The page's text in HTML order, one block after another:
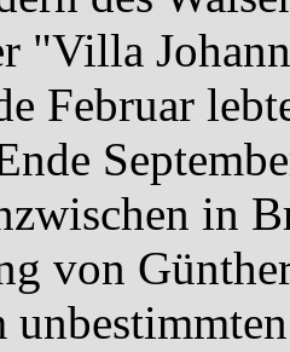
"Villa
Februar
in
von